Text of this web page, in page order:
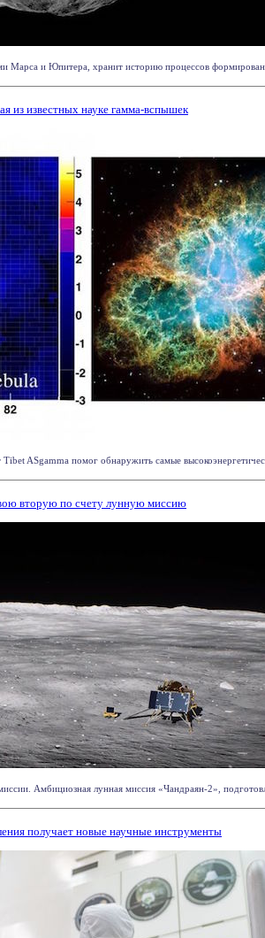
и Юпитера, хранит историю процессов
из известных науке гамма-вспышек
ASgamma помог обнаружить самые
вторую по счету лунную миссию
Амбициозная лунная миссия «Чандраян-2»,
получает новые научные инструменты